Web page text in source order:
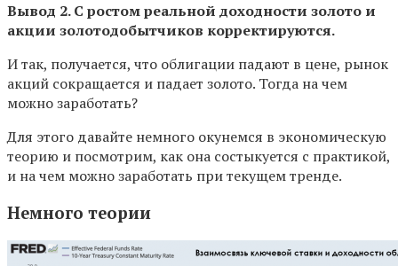
Вывод 2. С ростом реальной доходности золото и
акции золотодобытчиков корректируются.
И так, получается, что облигации падают в цене, рынок
акций сокращается и падает золото. Тогда на чем
можно заработать?
Для этого давайте немного окунемся в экономическую
теорию и посмотрим, как она состыкуется с практикой,
и на чем можно заработать при текущем тренде.
Немного теории